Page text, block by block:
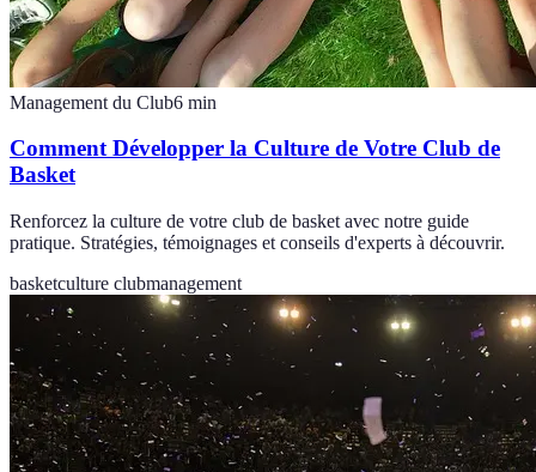
Management du Club6 min
Comment Développer la Culture de Votre Club de
Basket
Renforcez la culture de votre club de basket avec notre guide
pratique. Stratégies, témoignages et conseils d'experts à découvrir.
basketculture clubmanagement